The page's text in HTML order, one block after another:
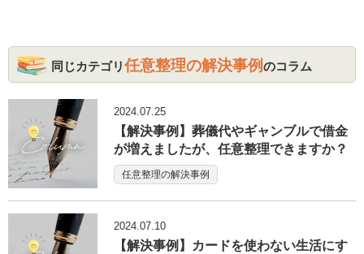
同じカテゴリ任意整理の解決事例のコラム
2024.07.25
【解決事例】葬儀代やギャンブルで借金
が増えましたが、任意整理できますか？
任意整理の解決事例
2024.07.10
【解決事例】カードを使わない生活にす